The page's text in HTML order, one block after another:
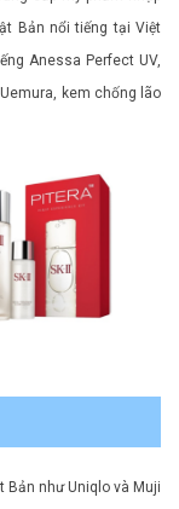
Bản nổi tiếng tại Việt
Anessa Perfect UV,
kem chống lão
Bản như Uniqlo và Muji